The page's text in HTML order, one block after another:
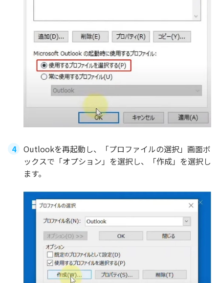
Outlookを再起動し、「プロファイルの選択」画面ボ
ックスで「オプション」を選択し、「作成」を選択し
ます。